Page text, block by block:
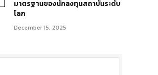
มาตรฐานของนักลงทุนสถาบันระดับ
โลก
December 15, 2025